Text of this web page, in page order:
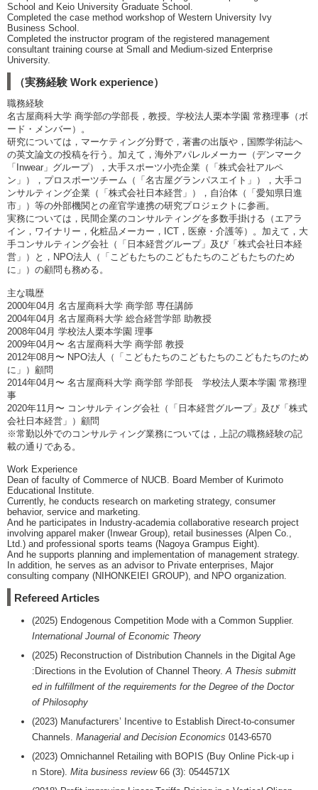
School and Keio University Graduate School.
Completed the case method workshop of Western University Ivy
Business School.
Completed the instructor program of the registered management
consultant training course at Small and Medium-sized Enterprise
University.
（実務経験 Work experience）
職務経験
名古屋商科大学 商学部の学部長，教授。学校法人栗本学園 常務理事（ボ
ード・メンバー）。
研究については，マーケティング分野で，著書の出版や，国際学術誌へ
の英文論文の投稿を行う。加えて，海外アパレルメーカー（デンマーク
「Inwear」グループ），大手スポーツ小売企業（「株式会社アルペ
ン」），プロスポーツチーム（「名古屋グランパスエイト」），大手コ
ンサルティング企業（「株式会社日本経営」），自治体（「愛知県日進
市」）等の外部機関との産官学連携の研究プロジェクトに参画。
実務については，民間企業のコンサルティングを多数手掛ける（エアラ
イン，ワイナリー，化粧品メーカー，ICT，医療・介護等）。加えて，大
手コンサルティング会社（「日本経営グループ」及び「株式会社日本経
営」）と，NPO法人（「こどもたちのこどもたちのこどもたちのため
に」）の顧問も務める。
主な職歴
2000年04月 名古屋商科大学 商学部 専任講師
2004年04月 名古屋商科大学 総合経営学部 助教授
2008年04月 学校法人栗本学園 理事
2009年04月〜 名古屋商科大学 商学部 教授
2012年08月〜 NPO法人（「こどもたちのこどもたちのこどもたちのため
に」）顧問
2014年04月〜 名古屋商科大学 商学部 学部長 学校法人栗本学園 常務理
事
2020年11月〜 コンサルティング会社（「日本経営グループ」及び「株式
会社日本経営」）顧問
※常勤以外でのコンサルティング業務については，上記の職務経験の記
載の通りである。
Work Experience
Dean of faculty of Commerce of NUCB. Board Member of Kurimoto
Educational Institute.
Currently, he conducts research on marketing strategy, consumer
behavior, service and marketing.
And he participates in Industry-academia collaborative research project
involving apparel maker (Inwear Group), retail businesses (Alpen Co.,
Ltd.) and professional sports teams (Nagoya Grampus Eight).
And he supports planning and implementation of management strategy.
In addition, he serves as an advisor to Private enterprises, Major
consulting company (NIHONKEIEI GROUP), and NPO organization.
Refereed Articles
(2025) Endogenous Competition Mode with a Common Supplier.
International Journal of Economic Theory
(2025) Reconstruction of Distribution Channels in the Digital Age
:Directions in the Evolution of Channel Theory.A Thesis submitt
ed in fulfillment of the requirements for the Degree of the Doctor
of Philosophy
(2023) Manufacturers’ Incentive to Establish Direct-to-consumer
Channels. Managerial and Decision Economics 0143-6570
(2023) Omnichannel Retailing with BOPIS (Buy Online Pick-up i
n Store). Mita business review 66 (3): 0544571X